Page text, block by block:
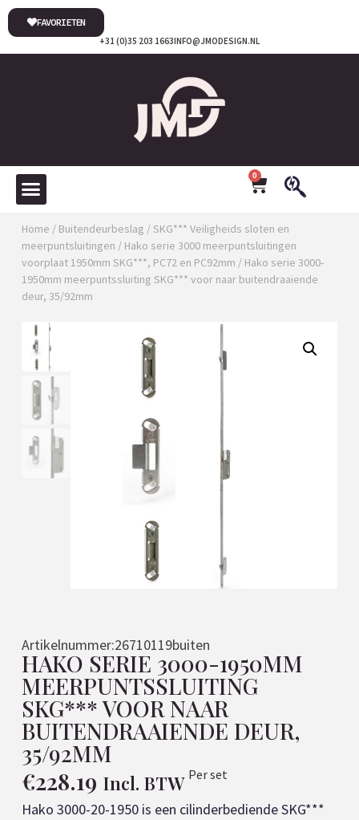
INFO@JMODESIGN.NL
+31 (0)35 203 1663
FAVORIETEN
0
Home / Buitendeurbeslag /SKG*** Veiligheids sloten en
meerpuntsluitingen / Hako serie 3000 meerpuntsluitingen
voorplaat 1950mm SKG***, PC72 en PC92mm / Hako serie 3000-
1950mm meerpuntssluiting SKG*** voor naar buitendraaiende
deur, 35/92mm
Artikelnummer:26710119buiten
HAKO SERIE 3000-1950MM
MEERPUNTSSLUITING
SKG*** VOOR NAAR
BUITENDRAAIENDE DEUR,
35/92MM
€228.19 Incl. BTW Per set
Hako 3000-20-1950 is een cilinderbediende SKG***